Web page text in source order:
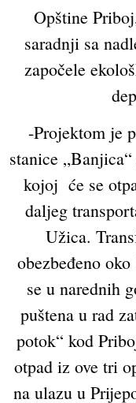
Opštine
saradnji sa
započele
-Projektom je
stanice
kojoj će se
daljeg
Užica.
obezbeđeno
se u narednih
puštena u rad
potok“ kod
otpad iz ove tri
na ulazu u